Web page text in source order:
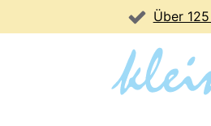
Über